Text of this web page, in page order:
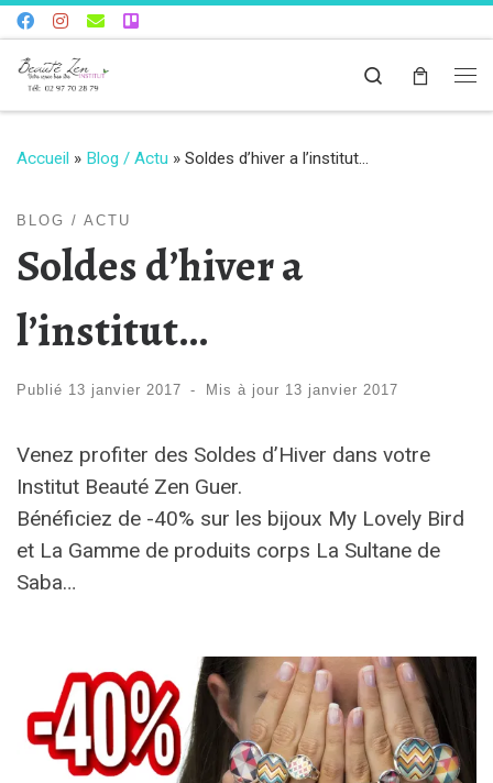
Skip to content
Search
Accueil » Blog / Actu » Soldes d’hiver a l’institut…
BLOG / ACTU
Soldes d’hiver a
l’institut…
Publié 13 janvier 2017 - Mis à jour 13 janvier 2017
Venez profiter des Soldes d’Hiver dans votre
Institut Beauté Zen Guer.
Bénéficiez de -40% sur les bijoux My Lovely Bird
et La Gamme de produits corps La Sultane de
Saba…